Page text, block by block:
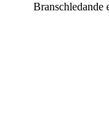
Branschledande